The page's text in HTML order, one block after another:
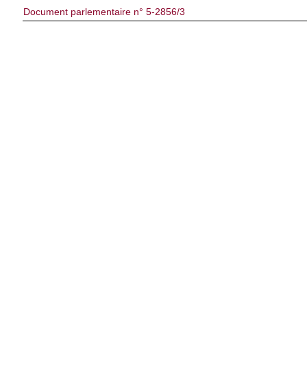
Document parlementaire n° 5-2856/3